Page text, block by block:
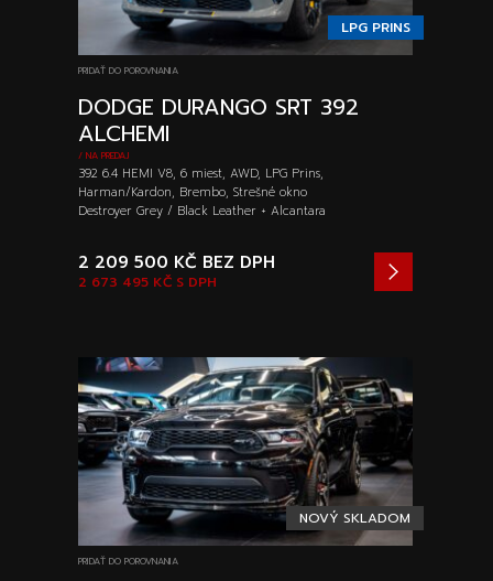
LPG PRINS
PRIDAŤ DO POROVNANIA
DODGE DURANGO SRT 392
ALCHEMI
/ NA PREDAJ
392 6.4 HEMI V8, 6 miest, AWD, LPG Prins,
Harman/Kardon, Brembo, Strešné okno
Destroyer Grey / Black Leather + Alcantara
2 673 495 KČ S DPH
2 209 500 KČ BEZ DPH
NOVÝ SKLADOM
PRIDAŤ DO POROVNANIA